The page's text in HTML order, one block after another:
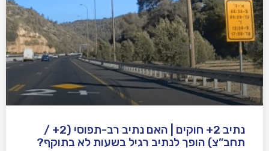
נתיב 2+ חוקים | האם נתיב רב-תפוסי (2+ /
תחב”צ) הופך לנתיב רגיל בשעות לא בתוקף?